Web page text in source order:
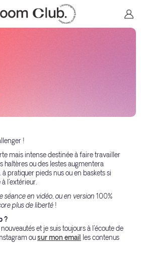
!
mais intense destinée à faire travailler
haltères ou des lestes augmentera
pratiquer pieds nus ou en baskets si
l'extérieur.
séance en vidéo, ou en version 100%
plus de liberté !
?
et je suis toujours à l'écoute de
ousur mon email les contenus